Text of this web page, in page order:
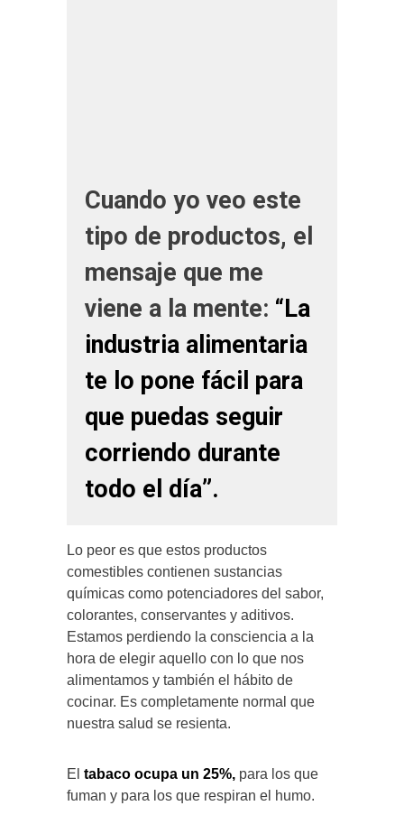
Cuando yo veo este
tipo de productos, el
mensaje que me
viene a la mente: “La
industria alimentaria
te lo pone fácil para
que puedas seguir
corriendo durante
todo el día”.
Lo peor es que estos productos
comestibles contienen sustancias
químicas como potenciadores del sabor,
colorantes, conservantes y aditivos.
Estamos perdiendo la consciencia a la
hora de elegir aquello con lo que nos
alimentamos y también el hábito de
cocinar. Es completamente normal que
nuestra salud se resienta.
El tabaco ocupa un 25%, para los que
fuman y para los que respiran el humo.